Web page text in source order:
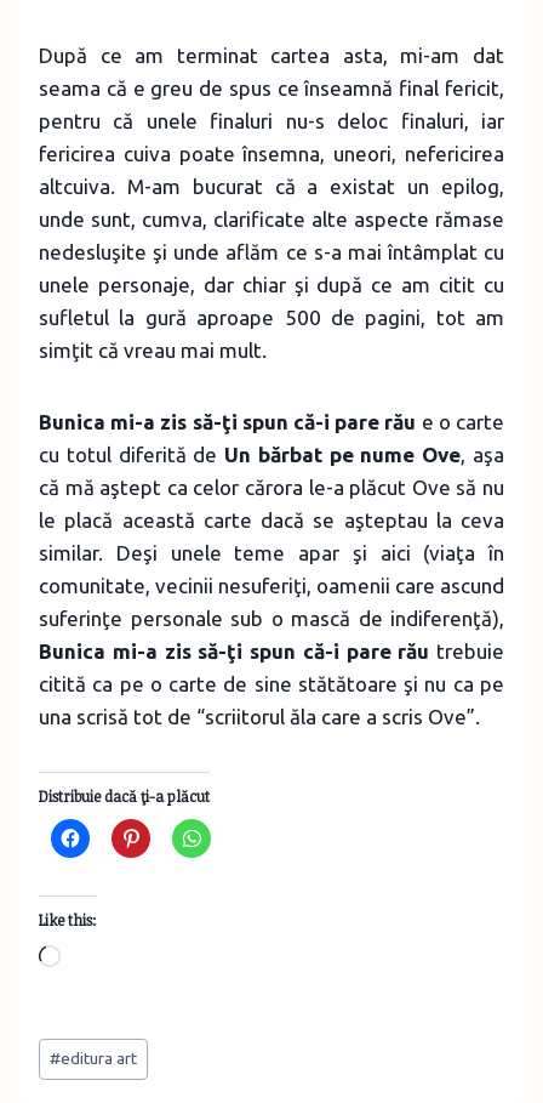
După ce am terminat cartea asta, mi-am dat
seama că e greu de spus ce înseamnă final fericit,
pentru că unele finaluri nu-s deloc finaluri, iar
fericirea cuiva poate însemna, uneori, nefericirea
altcuiva. M-am bucurat că a existat un epilog,
unde sunt, cumva, clarificate alte aspecte rămase
nedesluşite şi unde aflăm ce s-a mai întâmplat cu
unele personaje, dar chiar şi după ce am citit cu
sufletul la gură aproape 500 de pagini, tot am
simţit că vreau mai mult.
Bunica mi-a zis să-ţi spun că-i pare rău e o carte
cu totul diferită de Un bărbat pe nume Ove, aşa
că mă aştept ca celor cărora le-a plăcut Ove să nu
le placă această carte dacă se aşteptau la ceva
similar. Deşi unele teme apar şi aici (viaţa în
comunitate, vecinii nesuferiţi, oamenii care ascund
suferinţe personale sub o mască de indiferenţă),
Bunica mi-a zis să-ţi spun că-i pare rău trebuie
citită ca pe o carte de sine stătătoare şi nu ca pe
una scrisă tot de “scriitorul ăla care a scris Ove”.
Distribuie dacă ţi-a plăcut
Like this:
L
d
Post
Tags:
#editura art